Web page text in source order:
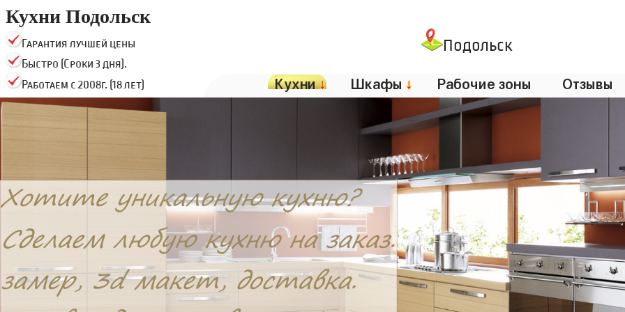
Кухни Подольск
Гарантия лучшей цены
Быстро (Сроки 3 дня).
Работаем с 2008г. (18 лет)
Подольск
Кухни↓ Шкафы ↓ Рабочие зоны Отзывы